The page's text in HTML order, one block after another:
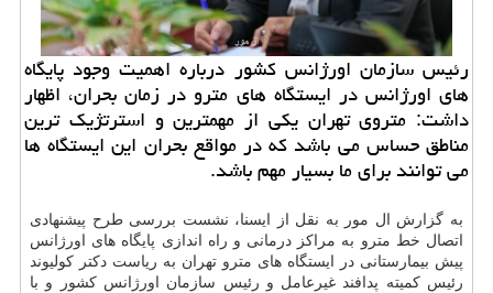
رئیس سازمان اورژانس كشور درباره اهمیت وجود پایگاه
های اورژانس در ایستگاه های مترو در زمان بحران، اظهار
داشت: متروی تهران یكی از مهمترین و استرتژیك ترین
مناطق حساس می باشد كه در مواقع بحران این ایستگاه ها
می توانند برای ما بسیار مهم باشد.
به گزارش ال مور به نقل از ایسنا، نشست بررسی طرح پیشنهادی
اتصال خط مترو به مراکز درمانی و راه اندازی پایگاه های اورژانس
پیش بیمارستانی در ایستگاه های مترو تهران به ریاست دکتر کولیوند
رئیس کمیته پدافند غیرعامل و رئیس سازمان اورژانس کشور و با